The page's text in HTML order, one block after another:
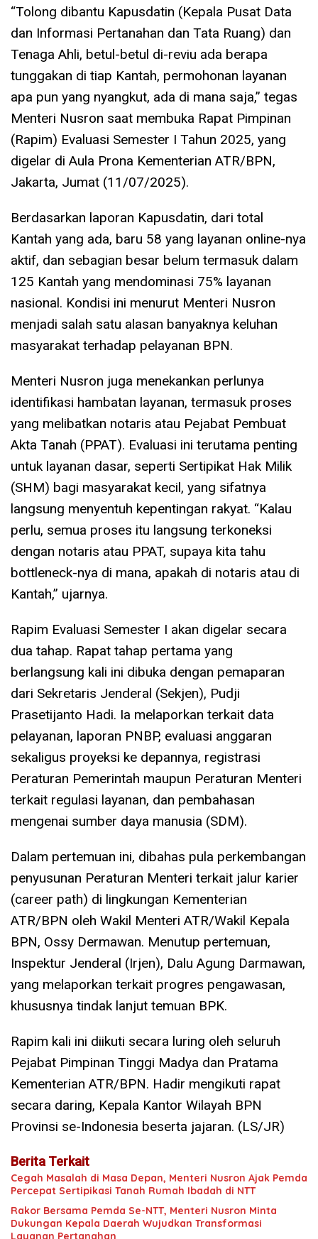
“Tolong dibantu Kapusdatin (Kepala Pusat Data
dan Informasi Pertanahan dan Tata Ruang) dan
Tenaga Ahli, betul-betul di-reviu ada berapa
tunggakan di tiap Kantah, permohonan layanan
apa pun yang nyangkut, ada di mana saja,” tegas
Menteri Nusron saat membuka Rapat Pimpinan
(Rapim) Evaluasi Semester I Tahun 2025, yang
digelar di Aula Prona Kementerian ATR/BPN,
Jakarta, Jumat (11/07/2025).
Berdasarkan laporan Kapusdatin, dari total
Kantah yang ada, baru 58 yang layanan online-nya
aktif, dan sebagian besar belum termasuk dalam
125 Kantah yang mendominasi 75% layanan
nasional. Kondisi ini menurut Menteri Nusron
menjadi salah satu alasan banyaknya keluhan
masyarakat terhadap pelayanan BPN.
Menteri Nusron juga menekankan perlunya
identifikasi hambatan layanan, termasuk proses
yang melibatkan notaris atau Pejabat Pembuat
Akta Tanah (PPAT). Evaluasi ini terutama penting
untuk layanan dasar, seperti Sertipikat Hak Milik
(SHM) bagi masyarakat kecil, yang sifatnya
langsung menyentuh kepentingan rakyat. “Kalau
perlu, semua proses itu langsung terkoneksi
dengan notaris atau PPAT, supaya kita tahu
bottleneck-nya di mana, apakah di notaris atau di
Kantah,” ujarnya.
Rapim Evaluasi Semester I akan digelar secara
dua tahap. Rapat tahap pertama yang
berlangsung kali ini dibuka dengan pemaparan
dari Sekretaris Jenderal (Sekjen), Pudji
Prasetijanto Hadi. Ia melaporkan terkait data
pelayanan, laporan PNBP, evaluasi anggaran
sekaligus proyeksi ke depannya, registrasi
Peraturan Pemerintah maupun Peraturan Menteri
terkait regulasi layanan, dan pembahasan
mengenai sumber daya manusia (SDM).
Dalam pertemuan ini, dibahas pula perkembangan
penyusunan Peraturan Menteri terkait jalur karier
(career path) di lingkungan Kementerian
ATR/BPN oleh Wakil Menteri ATR/Wakil Kepala
BPN, Ossy Dermawan. Menutup pertemuan,
Inspektur Jenderal (Irjen), Dalu Agung Darmawan,
yang melaporkan terkait progres pengawasan,
khususnya tindak lanjut temuan BPK.
Rapim kali ini diikuti secara luring oleh seluruh
Pejabat Pimpinan Tinggi Madya dan Pratama
Kementerian ATR/BPN. Hadir mengikuti rapat
secara daring, Kepala Kantor Wilayah BPN
Provinsi se-Indonesia beserta jajaran. (LS/JR)
Berita Terkait
Cegah Masalah di Masa Depan, Menteri Nusron Ajak Pemda
Percepat Sertipikasi Tanah Rumah Ibadah di NTT
Rakor Bersama Pemda Se-NTT, Menteri Nusron Minta
Dukungan Kepala Daerah Wujudkan Transformasi
Layanan Pertanahan